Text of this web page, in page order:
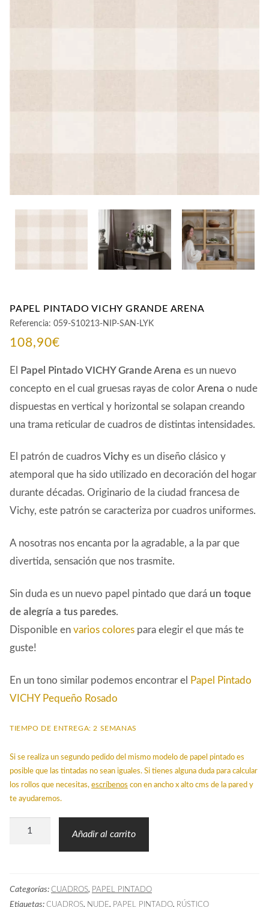
PAPEL PINTADO VICHY GRANDE ARENA
Referencia: 059-S10213-NIP-SAN-LYK
108,90€
El Papel Pintado VICHY Grande Arena es un nuevo
concepto en el cual gruesas rayas de color Arena o nude
dispuestas en vertical y horizontal se solapan creando
una trama reticular de cuadros de distintas intensidades.
El patrón de cuadros Vichy es un diseño clásico y
atemporal que ha sido utilizado en decoración del hogar
durante décadas. Originario de la ciudad francesa de
Vichy, este patrón se caracteriza por cuadros uniformes.
A nosotras nos encanta por la agradable, a la par que
divertida, sensación que nos trasmite.
Sin duda es un nuevo papel pintado que dará un toque
de alegría a tus paredes.
Disponible en varios colores para elegir el que más te
guste!
En un tono similar podemos encontrar el
Papel Pintado
VICHY Pequeño Rosado
TIEMPO DE ENTREGA: 2 SEMANAS
Si se realiza un segundo pedido del mismo modelo de papel pintado es
posible que las tintadas no sean iguales. Si tienes alguna duda para calcular
los rollos que necesitas, escríbenos con en ancho x alto cms de la pared y
te ayudaremos.
Papel
Arena
Añadir al carrito
Categorías: CUADROS, PAPEL PINTADO
Etiquetas: CUADROS, NUDE, PAPEL PINTADO, RÚSTICO